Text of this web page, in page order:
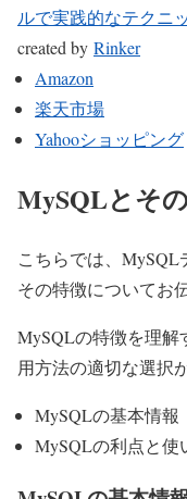
ルで実践的なテクニ
created by Rinker
Amazon
楽天市場
Yahooショッピング
MySQLとそ
こちらでは、
その特徴についてお
MySQLの特徴を理解
用方法の適切な選択
MySQLの基本情報
MySQLの利点と使